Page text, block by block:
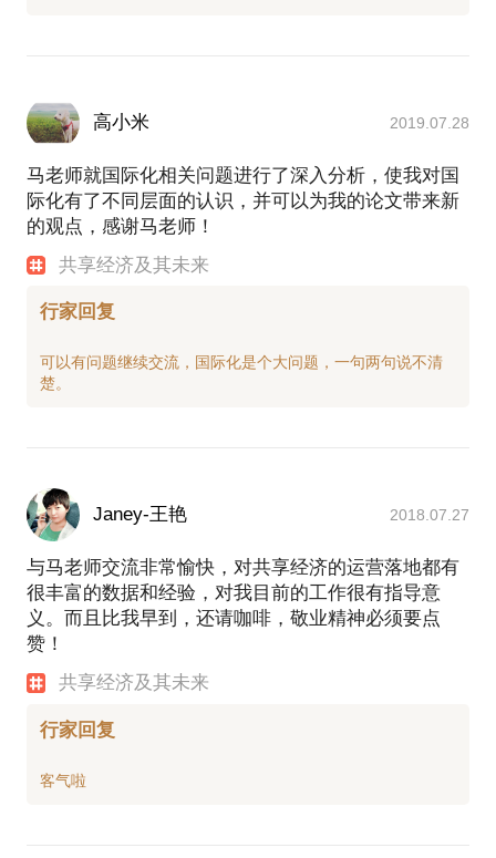
高小米 2019.07.28
马老师就国际化相关问题进行了深入分析，使我对国
际化有了不同层面的认识，并可以为我的论文带来新
的观点，感谢马老师！
共享经济及其未来
行家回复
可以有问题继续交流，国际化是个大问题，一句两句说不清
Janey-王艳 2018.07.27
与马老师交流非常愉快，对共享经济的运营落地都有
很丰富的数据和经验，对我目前的工作很有指导意
义。而且比我早到，还请咖啡，敬业精神必须要点
赞！
共享经济及其未来
行家回复